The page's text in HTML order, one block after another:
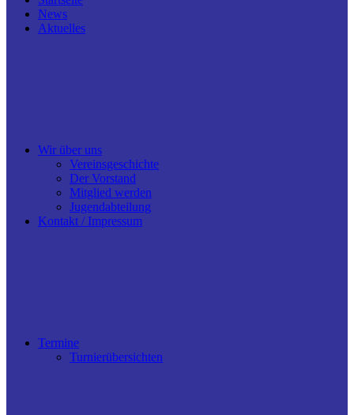
News
Aktuelles
Wir über uns
Vereinsgeschichte
Der Vorstand
Mitglied werden
Jugendabteilung
Kontakt / Impressum
Termine
Turnierübersichten